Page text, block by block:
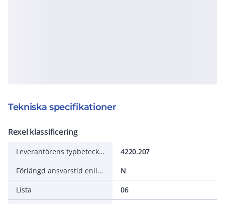
Tekniska specifikationer
Rexel klassificering
Leverantörens typbeteckning
4220.207
Förlängd ansvarstid enligt ALEM-09
N
Lista
06